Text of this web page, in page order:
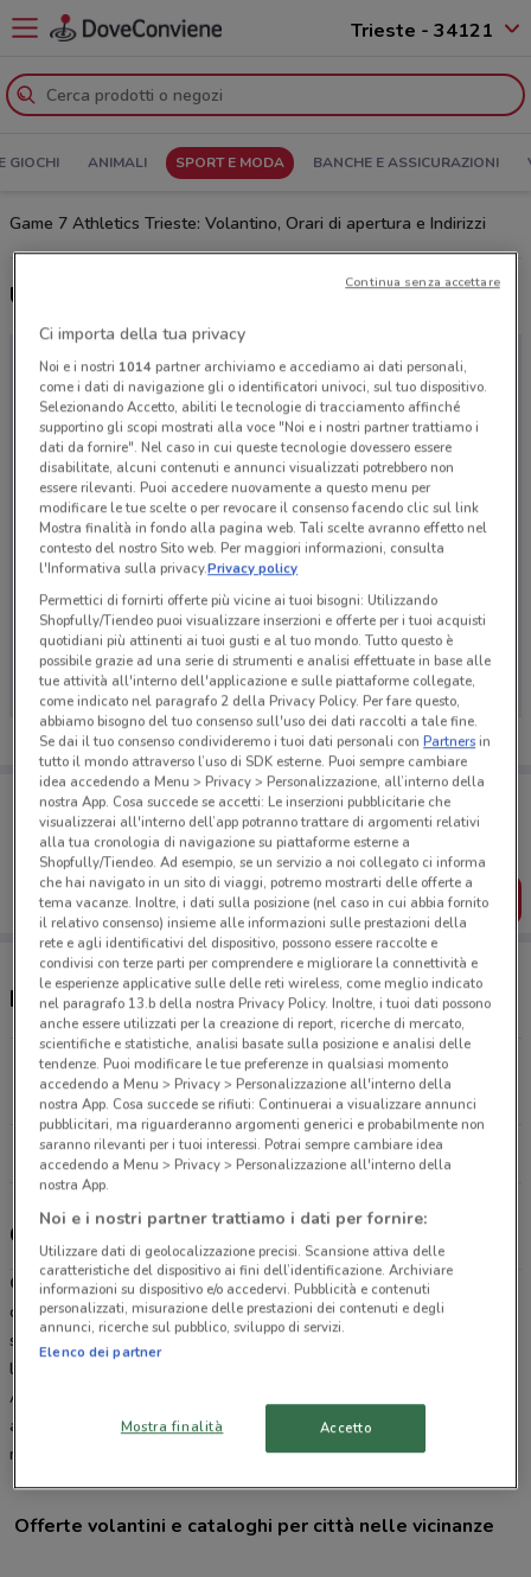
Trieste - 34121
GIOCHI ANIMALI SPORT E MODA BANCHE E ASSICURAZIONI
Game 7 Athletics Trieste: Volantino, Orari di apertura e Indirizzi
Ultime offerte del volantino Game 7 Athletics
Ci dispiace, al momento non abbiamo pubblicato
volantini nella tua zona. Riprova più tardi.
Porta DoveConviene sempre con te!
Puoi trovare le migliori offerte dei negozi vicino a te,
salvarle e creare la tua lista del risparmio, comodamente
dal tuo cellulare.
SCARICA L’APP
Negozi Game 7 Athletics a Trieste
Via italo svevo, 144 Trieste
2.1 km
Tutti i negozi Game 7 Athletics
Game 7 Athletics, offerte e negozi
GAME 7 ATHLETICSè un negozio multi-brand di articoli sportivi
che offre le migliori marche di abbigliamento, calzature e prodotti
sportivi.Come si evince dalle origini del suo nome derivante dalle
leggendarie partite delle serie finali di play off americani, GAME 7
ATHLETICS fornisce la migliore qualità possibile di materiali e
apparecchiature che mettano gli atleti in condizione di esprimere il
meglio di loro stessi.
Offerte volantini e cataloghi per città nelle vicinanze
Ci importa della tua privacy
Noi e i nostri 1014partner archiviamo e accediamo ai dati personali,
come i dati di navigazione gli o identificatori univoci, sul tuo dispositivo.
Selezionando Accetto, abiliti le tecnologie di tracciamento affinché
supportino gli scopi mostrati alla voce "Noi e i nostri partner trattiamo i
dati da fornire". Nel caso in cui queste tecnologie dovessero essere
disabilitate, alcuni contenuti e annunci visualizzati potrebbero non
essere rilevanti. Puoi accedere nuovamente a questo menu per
modificare le tue scelte o per revocare il consenso facendo clic sul link
Mostra finalità in fondo alla pagina web. Tali scelte avranno effetto nel
contesto del nostro Sito web. Per maggiori informazioni, consulta
l'Informativa sulla privacy.Privacy policy
Permettici di fornirti offerte più vicine ai tuoi bisogni: Utilizzando
Shopfully/Tiendeo puoi visualizzare inserzioni e offerte per i tuoi acquisti
quotidiani più attinenti ai tuoi gusti e al tuo mondo. Tutto questo è
possibile grazie ad una serie di strumenti e analisi effettuate in base alle
tue attività all'interno dell'applicazione e sulle piattaforme collegate,
come indicato nel paragrafo 2 della Privacy Policy. Per fare questo,
abbiamo bisogno del tuo consenso sull'uso dei dati raccolti a tale fine.
Se dai il tuo consenso condivideremo i tuoi dati personali conPartnersin
tutto il mondo attraverso l’uso di SDK esterne. Puoi sempre cambiare
idea accedendo a Menu > Privacy > Personalizzazione, all’interno della
nostra App. Cosa succede se accetti: Le inserzioni pubblicitarie che
visualizzerai all'interno dell’app potranno trattare di argomenti relativi
alla tua cronologia di navigazione su piattaforme esterne a
Shopfully/Tiendeo. Ad esempio, se un servizio a noi collegato ci informa
che hai navigato in un sito di viaggi, potremo mostrarti delle offerte a
tema vacanze. Inoltre, i dati sulla posizione (nel caso in cui abbia fornito
il relativo consenso) insieme alle informazioni sulle prestazioni della
rete e agli identificativi del dispositivo, possono essere raccolte e
condivisi con terze parti per comprendere e migliorare la connettività e
le esperienze applicative sulle delle reti wireless, come meglio indicato
nel paragrafo 13.b della nostra Privacy Policy. Inoltre, i tuoi dati possono
anche essere utilizzati per la creazione di report, ricerche di mercato,
scientifiche e statistiche, analisi basate sulla posizione e analisi delle
tendenze. Puoi modificare le tue preferenze in qualsiasi momento
accedendo a Menu > Privacy > Personalizzazione all'interno della
nostra App. Cosa succede se rifiuti: Continuerai a visualizzare annunci
pubblicitari, ma riguarderanno argomenti generici e probabilmente non
saranno rilevanti per i tuoi interessi. Potrai sempre cambiare idea
accedendo a Menu > Privacy > Personalizzazione all'interno della
nostra App.
Noi e i nostri partner trattiamo i dati per fornire:
Utilizzare dati di geolocalizzazione precisi. Scansione attiva delle
caratteristiche del dispositivo ai fini dell’identificazione. Archiviare
informazioni su dispositivo e/o accedervi. Pubblicità e contenuti
personalizzati, misurazione delle prestazioni dei contenuti e degli
annunci, ricerche sul pubblico, sviluppo di servizi.
Elenco dei partner
Mostra finalità Accetto
Continua senza accettare